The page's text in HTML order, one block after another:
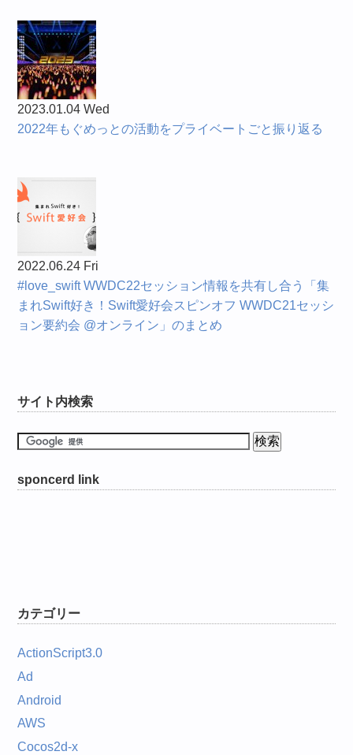
2023.01.04 Wed
2022年もぐめっとの活動をプライベートごと振り返る
2022.06.24 Fri
#love_swift WWDC22セッション情報を共有し合う「集
まれSwift好き！Swift愛好会スピンオフ WWDC21セッシ
ョン要約会 @オンライン」のまとめ
サイト内検索
sponcerd link
カテゴリー
ActionScript3.0
Ad
Android
AWS
Cocos2d-x